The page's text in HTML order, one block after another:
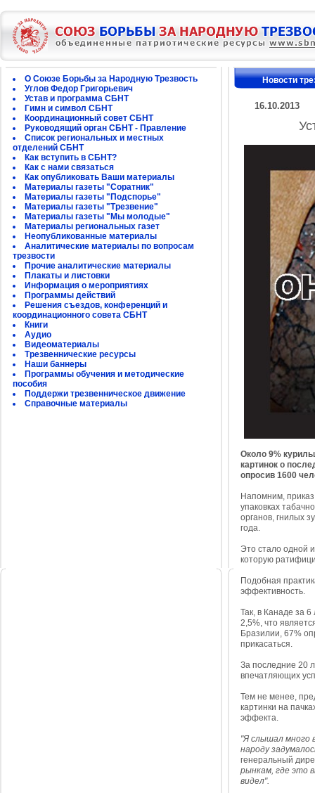
О Союзе Борьбы за Народную Трезвость
Углов Федор Григорьевич
Устав и программа СБНТ
Гимн и символ СБНТ
Координационный совет СБНТ
Руководящий орган СБНТ - Правление
Список региональных и местных
отделений СБНТ
Как вступить в СБНТ?
Как с нами связаться
Как опубликовать Ваши материалы
Материалы газеты "Соратник"
Материалы газеты "Подспорье"
Материалы газеты "Трезвение"
Материалы газеты "Мы молодые"
Материалы региональных газет
Неопубликованные материалы
Аналитические материалы по вопросам
трезвости
Прочие аналитические материалы
Плакаты и листовки
Информация о мероприятиях
Программы действий
Решения съездов, конференций и
координационного совета СБНТ
Книги
Аудио
Видеоматериалы
Трезвеннические ресурсы
Наши баннеры
Программы обучения и методические
пособия
Поддержи трезвенническое движение
Справочные материалы
Новости
16.10.2013
Около 9%
картинок о
опросив 1600
Напомним,
упаковках
органов, гнилых
года.
Это стало одной
которую
Подобная
эффективность.
Так, в Канаде за
2,5%, что
Бразилии, 67%
прикасаться.
За последние 20
впечатляющих
Тем не менее,
картинки на
эффекта.
"Я слышал много
народу
генеральный
рынкам, где это
видел".